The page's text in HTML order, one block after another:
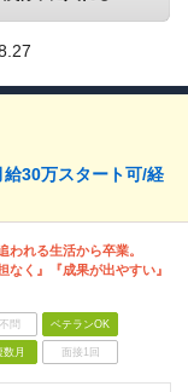
30万スタート可/経
われる生活から卒業。
なく』『成果が出やすい』
問 ベテランOK
数月 面接1回